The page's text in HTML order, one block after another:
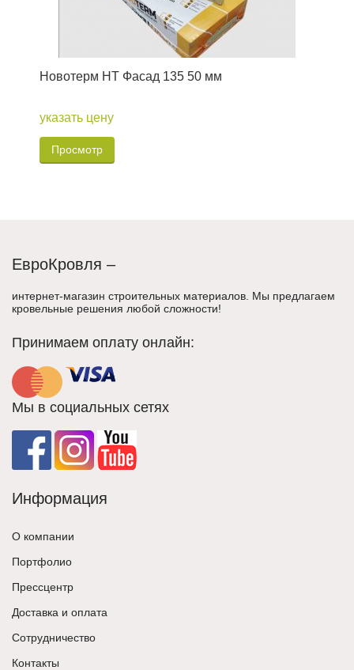
Новотерм НТ Фасад 135 50 мм
указать цену
Просмотр
ЕвроКровля –
интернет-магазин строительных материалов. Мы предлагаем
кровельные решения любой сложности!
Принимаем оплату онлайн:
Мы в социальных сетях
Информация
О компании
Портфолио
Прессцентр
Доставка и оплата
Сотрудничество
Контакты